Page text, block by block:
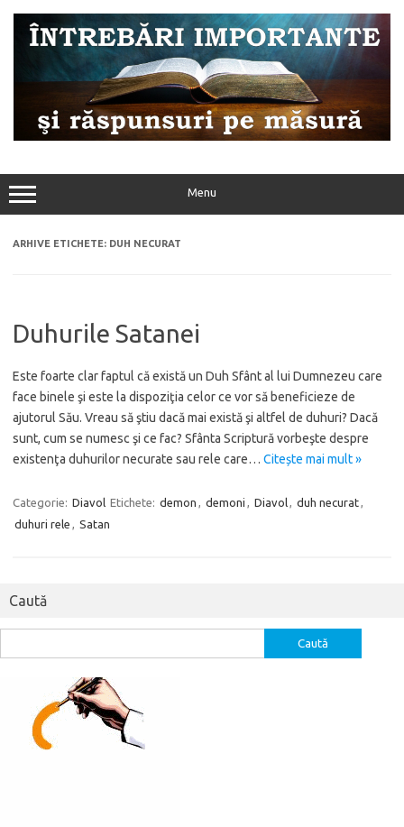
conținut
Menu
ARHIVE ETICHETE: DUH NECURAT
Duhurile Satanei
Este foarte clar faptul că există un Duh Sfânt al lui Dumnezeu care
face binele şi este la dispoziţia celor ce vor să beneficieze de
ajutorul Său. Vreau să ştiu dacă mai există şi altfel de duhuri? Dacă
sunt, cum se numesc şi ce fac? Sfânta Scriptură vorbeşte despre
existenţa duhurilor necurate sau rele care… Citește mai mult »
Categorie: Diavol Etichete: demon demoni Diavol duh necurat
duhuri rele
Satan
Caută
după: